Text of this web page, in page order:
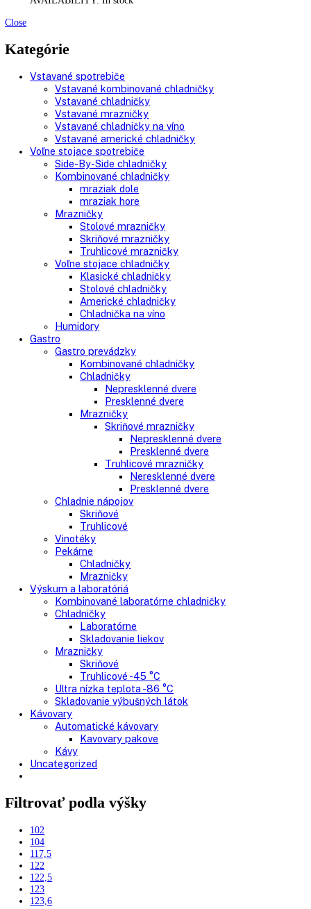
Vstavaná kombinovaná chladnička s BioFresh a...
AVAILABILITY:
Integrovateľná kombinácia chldničky a mrazničky s BioFresh a
NoFrost ECBNe 7870-20
Vstavaná kombinovaná chladnička s BioFresh a...
5.999,00€
Do košíka
AVAILABILITY:In stock
Kategórie
Vstavané spotrebiče
Vstavané kombinované chladničky
Vstavané chladničky
Vstavané mrazničky
Vstavané chladničky na víno
Vstavané americké chladničky
Voľne stojace spotrebiče
Side-By-Side chladničky
Kombinované chladničky
mraziak dole
mraziak hore
Mrazničky
Stolové mrazničky
Skriňové mrazničky
Truhlicové mrazničky
Voľne stojace chladničky
Klasické chladničky
Stolové chladničky
Americké chladničky
Chladnička na víno
Humidory
Gastro
Gastro prevádzky
Kombinované chladničky
Chladničky
Nepresklenné dvere
Mrazničky
Skriňové mrazničky
Presklenné dvere
Truhlicové mrazničky
Neresklenné dvere
Chladnie nápojov
Skriňové
Truhlicové
Vinotéky
Chladničky
Mrazničky
Výskum a laboratóriá